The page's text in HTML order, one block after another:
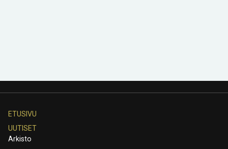
ETUSIVU
UUTISET
Arkisto